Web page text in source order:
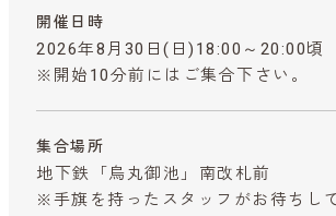
開催日時
2026年8月30日(日)18:00～20:00頃
※開始10分前にはご集合下さい。
集合場所
地下鉄「烏丸御池」南改札前
※手旗を持ったスタッフがお待ちし